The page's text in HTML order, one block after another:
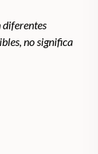
diferentes
no significa